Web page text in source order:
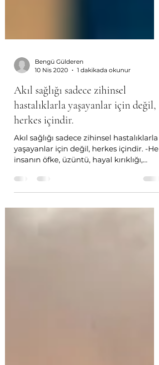
Bengü Gülderen
10 Nis 2020
1 dakikada okunur
Akıl sağlığı sadece zihinsel
hastalıklarla yaşayanlar için değil,
herkes içindir.
Akıl sağlığı sadece zihinsel hastalıklarla
insanın öfke, üzüntü, hayal kırıklığı,
korku ve...